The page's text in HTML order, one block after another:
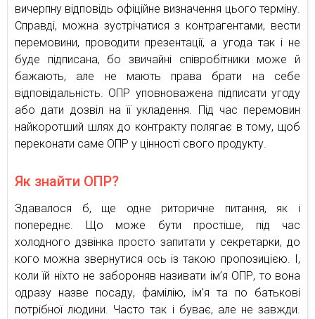
вичерпну відповідь офіційне визначення цього терміну.
Справді, можна зустрічатися з контрагентами, вести
перемовини, проводити презентації, а угода так і не
буде підписана, бо звичайні співробітники може й
бажають, але не мають права брати на себе
відповідальність. ОПР уповноважена підписати угоду
або дати дозвіл на її укладення. Під час перемовин
найкоротший шлях до контракту полягає в тому, щоб
переконати саме ОПР у цінності свого продукту.
Як знайти ОПР?
Здавалося б, ще одне риторичне питання, як і
попереднє. Що може бути простіше, під час
холодного дзвінка просто запитати у секретарки, до
кого можна звернутися ось із такою пропозицією. І,
коли їй ніхто не забороняв називати ім’я ОПР, то вона
одразу назве посаду, фамілію, ім’я та по батькові
потрібної людини. Часто так і буває, але не завжди.